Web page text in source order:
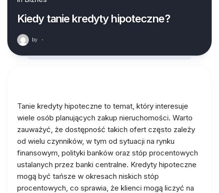
Kiedy tanie kredyty hipoteczne?
by ·
Tanie kredyty hipoteczne to temat, który interesuje
wiele osób planujących zakup nieruchomości. Warto
zauważyć, że dostępność takich ofert często zależy
od wielu czynników, w tym od sytuacji na rynku
finansowym, polityki banków oraz stóp procentowych
ustalanych przez banki centralne. Kredyty hipoteczne
mogą być tańsze w okresach niskich stóp
procentowych, co sprawia, że klienci mogą liczyć na